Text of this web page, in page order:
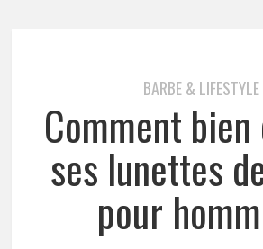
BARBE & LIFESTYLE
Comment
ses lunettes
pour